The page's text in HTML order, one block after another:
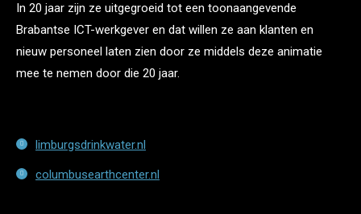
In 20 jaar zijn ze uitgegroeid tot een toonaangevende
Brabantse ICT-werkgever en dat willen ze aan klanten en
nieuw personeel laten zien door ze middels deze animatie
mee te nemen door die 20 jaar.
limburgsdrinkwater.nl
columbusearthcenter.nl